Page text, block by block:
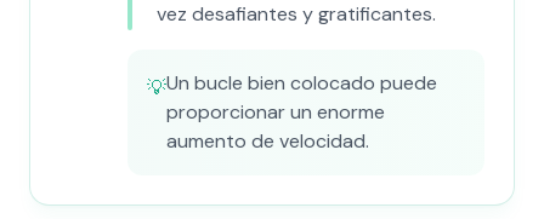
vez desafiantes y gratificantes.
💡Un bucle bien colocado puede
proporcionar un enorme
aumento de velocidad.